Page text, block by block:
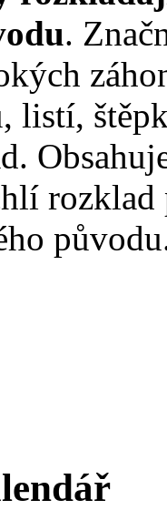
.
listí,
rozklad